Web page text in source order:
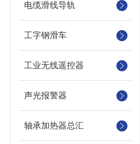
电缆滑线导轨
工字钢滑车
工业无线遥控器
声光报警器
轴承加热器总汇